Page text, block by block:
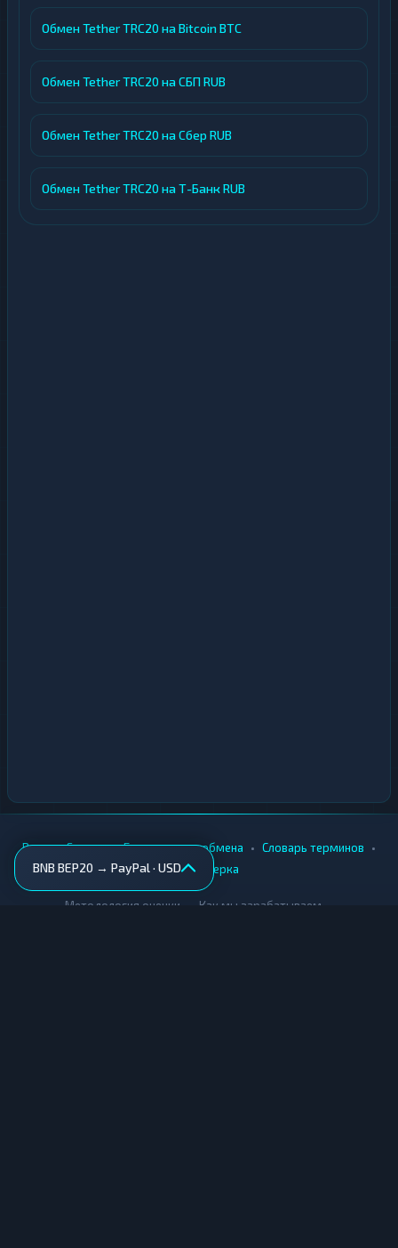
Обмен Tether TRC20 на Bitcoin BTC
Обмен Tether TRC20 на СБП RUB
Обмен Tether TRC20 на Сбер RUB
Обмен Tether TRC20 на Т-Банк RUB
BNB BEP20 → PayPal · USD
Вики • Города • Безопасность обмена • Словарь терминов •
AML-проверка
Методология оценки Как мы зарабатываем